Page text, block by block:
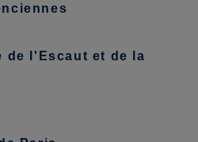
de l'Escaut et de la